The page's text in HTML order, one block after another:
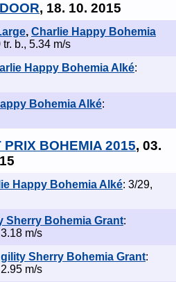
, 18. 10. 2015
, Charlie Happy Bohemia
b., 5.34 m/s
Happy Bohemia Alké:
Bohemia Alké:
BOHEMIA 2015, 03.
Happy Bohemia Alké: 3/29,
Sherry Bohemia Grant:
m/s
Sherry Bohemia Grant:
m/s